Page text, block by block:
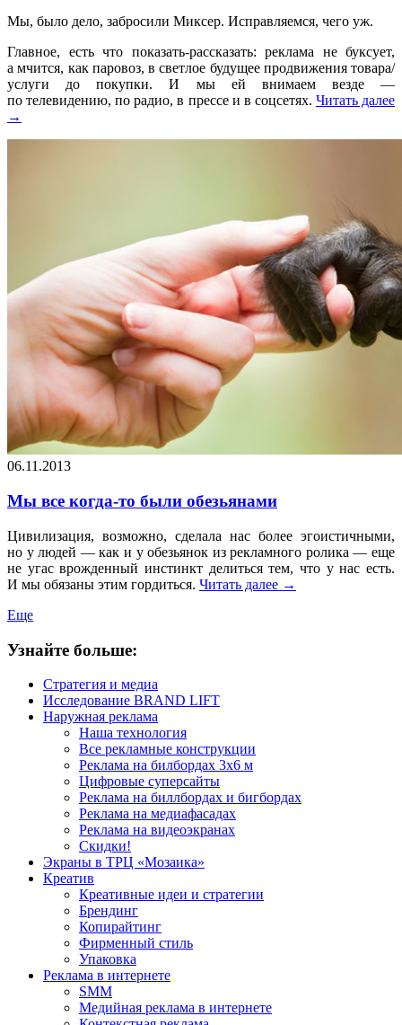
Мы, было дело, забросили Миксер. Исправляемся, чего уж.
Главное, есть что показать-рассказать: реклама не буксует,
а мчится, как паровоз, в светлое будущее продвижения товара/
услуги до покупки. И мы ей внимаем везде —
по телевидению, по радио, в прессе и в соцсетях. Читать далее
→
06.11.2013
Мы все когда-то были обезьянами
Цивилизация, возможно, сделала нас более эгоистичными,
но у людей — как и у обезьянок из рекламного ролика — еще
не угас врожденный инстинкт делиться тем, что у нас есть.
И мы обязаны этим гордиться. Читать далее →
Еще
Узнайте больше:
Стратегия и медиа
Исследование BRAND LIFT
Наружная реклама
Наша технология
Все рекламные конструкции
Реклама на билбордах 3х6 м
Цифровые суперсайты
Реклама на биллбордах и бигбордах
Реклама на медиафасадах
Реклама на видеоэкранах
Скидки!
Экраны в ТРЦ «Мозаика»
Креатив
Креативные идеи и стратегии
Брендинг
Копирайтинг
Фирменный стиль
Упаковка
Реклама в интернете
SMM
Медийная реклама в интернете